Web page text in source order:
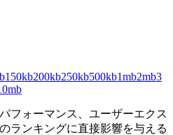
150kb200kb250kb500kb1mb2mb3
フォーマンス、ユーザーエクス
ランキングに直接影響を与える